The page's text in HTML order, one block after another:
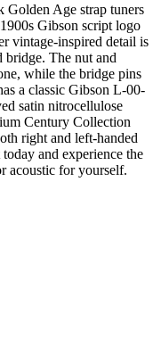
Golden Age strap tuners
Gibson script logo
vintage-inspired detail is
bridge. The nut and
while the bridge pins
a classic Gibson L-00-
satin nitrocellulose
Century Collection
right and left-handed
and experience the
acoustic for yourself.